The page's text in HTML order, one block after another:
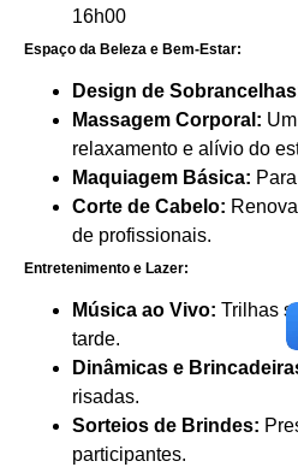
16h00
Espaço da Beleza e Bem-Estar:
Design de
Massagem Corporal:
relaxamento e alívio do
Maquiagem Básica:
Corte de Cabelo:
de profissionais.
Entretenimento e Lazer:
Música ao Vivo: Trilhas
tarde.
Dinâmicas e
risadas.
Sorteios de Brindes:
participantes.